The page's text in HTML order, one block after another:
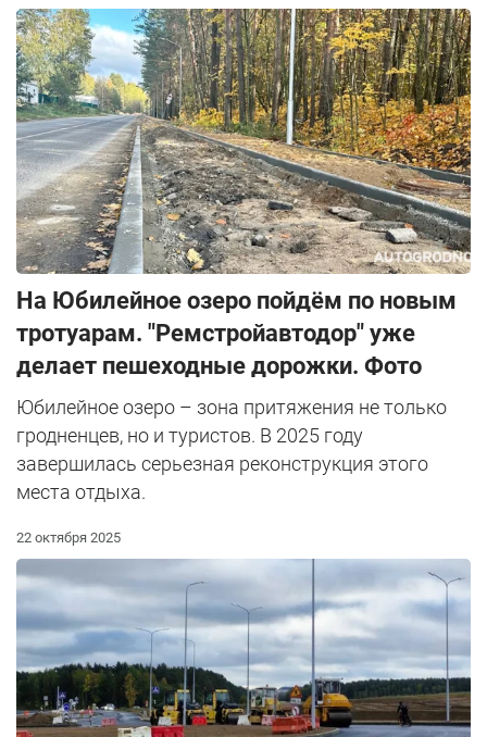
На Юбилейное озеро пойдём по новым
тротуарам. "Ремстройавтодор" уже
делает пешеходные дорожки. Фото
Юбилейное озеро – зона притяжения не только
гродненцев, но и туристов. В 2025 году
завершилась серьезная реконструкция этого
места отдыха.
22 октября 2025